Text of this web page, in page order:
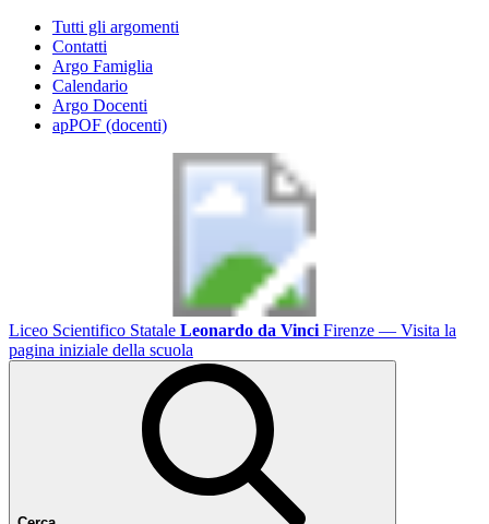
Tutti gli argomenti
Contatti
Argo Famiglia
Calendario
Argo Docenti
apPOF (docenti)
Liceo Scientifico Statale Leonardo da Vinci Firenze — Visita la
pagina iniziale della scuola